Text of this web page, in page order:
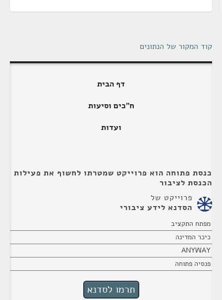
קוד המקור של הנתונים
דף הבית
ח"כים וסיעות
ועדות
כנסת פתוחה הוא פרוייקט שמטרתו לחשוף את פעילות
הכנסת לציבור
פרוייקט של
הסדנא לידע ציבורי
מפתח התקציב
כיכר המדינה
ANYWAY
פנסיה פתוחה